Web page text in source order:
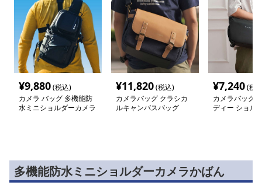
¥9,880(税込)
カメラ バッグ 多機能防
水ミニショルダーカメラ
¥11,820(税込)
カメラバッグ クラシカ
ルキャンバスバッグ
¥7,240(税
カメラバッグ
ディー ショル
多機能防水ミニショルダーカメラかばん